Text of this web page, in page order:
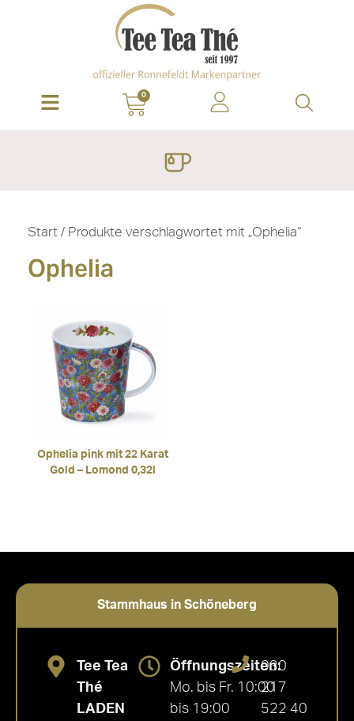
0
Start / Produkte verschlagwortet mit „Ophelia“
Ophelia
Ophelia pink mit 22 Karat
Gold – Lomond 0,32l
Stammhaus in Schöneberg
Tee Tea
Thé
LADEN
Öffnungszeiten:
Mo. bis Fr. 10:00
bis 19:00
030
217
522 40